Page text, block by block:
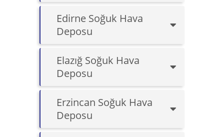
Edirne Soğuk Hava
Deposu
Elazığ Soğuk Hava
Deposu
Erzincan Soğuk Hava
Deposu